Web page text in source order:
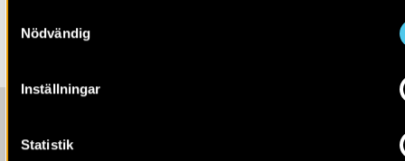
Nödvändig
Inställningar
Statistik